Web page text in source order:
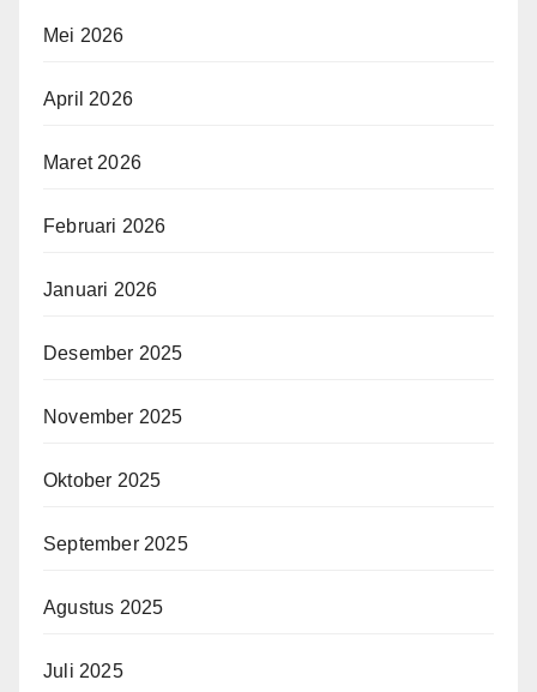
Mei 2026
April 2026
Maret 2026
Februari 2026
Januari 2026
Desember 2025
November 2025
Oktober 2025
September 2025
Agustus 2025
Juli 2025